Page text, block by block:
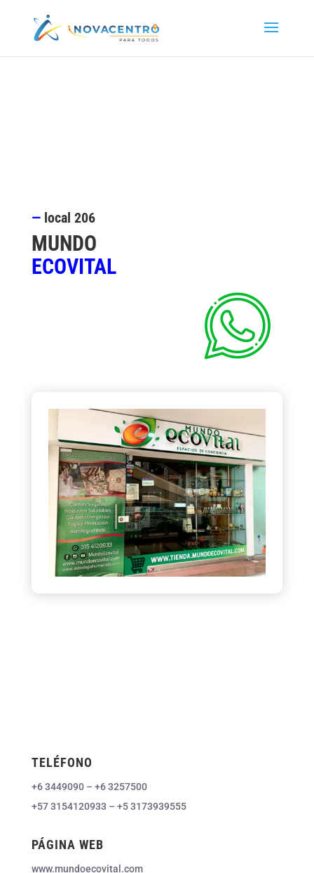
—local 206
MUNDO
ECOVITAL
TELÉFONO
+6 3449090 – +6 3257500
+57 3154120933 – +5 3173939555
PÁGINA WEB
www.mundoecovital.com